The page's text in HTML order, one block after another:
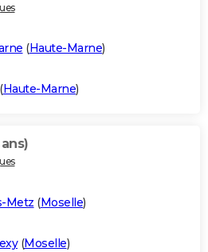
(Haute-Marne)
Haute-Marne)
Metz (Moselle)
(Moselle)